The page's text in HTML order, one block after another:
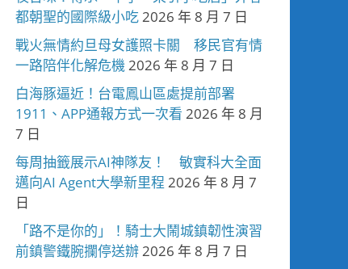
都朝聖的國際級小吃2026 年 8 月 7 日
戰火無情約旦母女護照卡關 移民官有情
一路陪伴化解危機2026 年 8 月 7 日
白海豚逼近！台電鳳山區處提前部署
1911、APP通報方式一次看 2026 年 8 月
7 日
每周抽籤展示AI神隊友！ 敏實科大全面
邁向AI Agent大學新里程 2026 年 8 月 7
日
「路不是你的」！騎士大鬧城鎮韌性演習
前鎮警鐵腕攔停送辦2026 年 8 月 7 日